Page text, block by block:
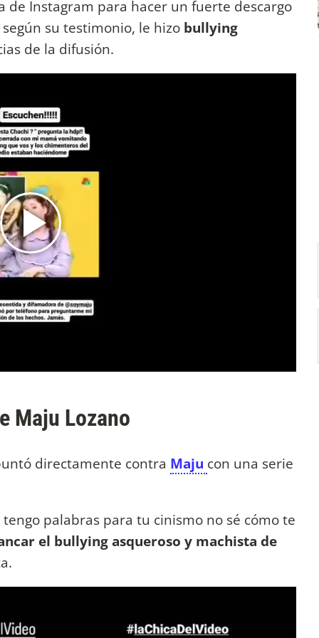
de Instagram para hacer un fuerte descargo
su testimonio, le hizo bullying
de la difusión.
Maju Lozano
directamente contra Maju con una serie
tengo palabras para tu cinismo no sé cómo te
el bullying asqueroso y machista de